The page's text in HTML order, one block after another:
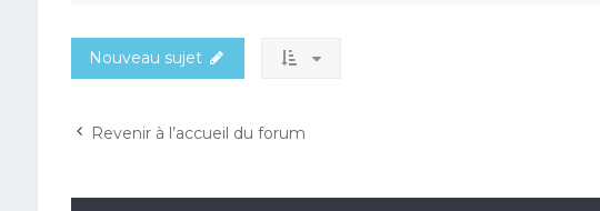
Nouveau sujet
Revenir à l’accueil du forum